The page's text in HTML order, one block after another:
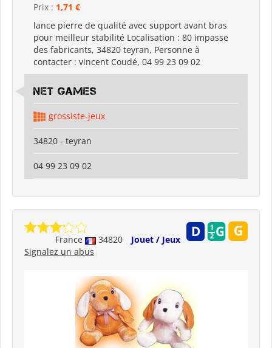
Prix : 1,71 €
lance pierre de qualité avec support avant bras
pour meilleur stabilité Localisation : 80 impasse
des fabricants, 34820 teyran, Personne à
contacter : vincent Coudé, 04 99 23 09 02
Net Games
grossiste-jeux
34820 - teyran
04 99 23 09 02
France 34820
Jouet / Jeux
Signalez un abus